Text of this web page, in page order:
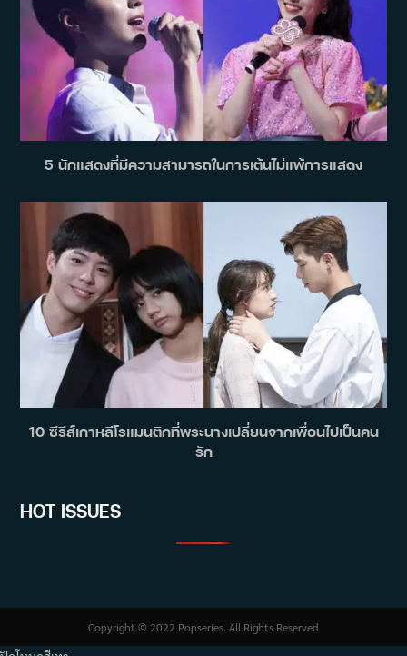
5 นักแสดงที่มีความสามารถในการเต้นไม่แพ้การแสดง
10 ซีรีส์เกาหลีโรแมนติกที่พระนางเปลี่ยนจากเพื่อนไปเป็นคน
รัก
HOT ISSUES
Copyright © 2022 Popseries. All Rights Reserved